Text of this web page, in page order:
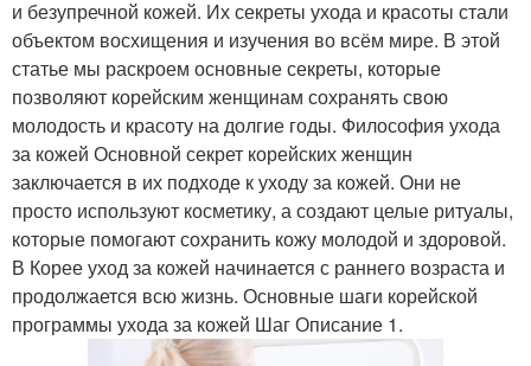
и безупречной кожей. Их секреты ухода и красоты стали
объектом восхищения и изучения во всём мире. В этой
статье мы раскроем основные секреты, которые
позволяют корейским женщинам сохранять свою
молодость и красоту на долгие годы. Философия ухода
за кожей Основной секрет корейских женщин
заключается в их подходе к уходу за кожей. Они не
просто используют косметику, а создают целые ритуалы,
которые помогают сохранить кожу молодой и здоровой.
В Корее уход за кожей начинается с раннего возраста и
продолжается всю жизнь. Основные шаги корейской
программы ухода за кожей Шаг Описание 1.